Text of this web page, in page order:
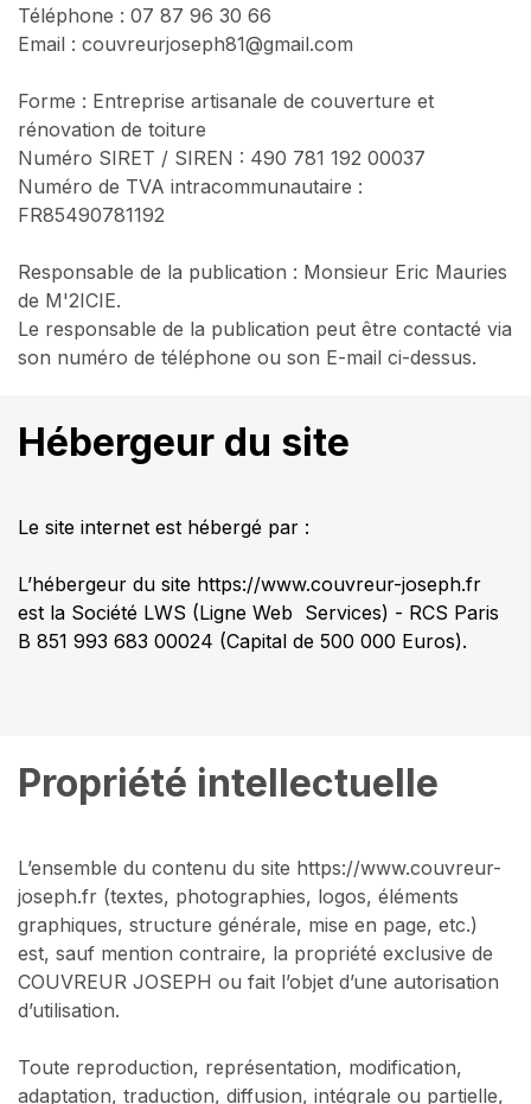
Téléphone : 07 87 96 30 66
Email : couvreurjoseph81@gmail.com
Forme : Entreprise artisanale de couverture et
rénovation de toiture
Numéro SIRET / SIREN : 490 781 192 00037
Numéro de TVA intracommunautaire :
FR85490781192
Responsable de la publication : Monsieur Eric Mauries
de M'2ICIE.
Le responsable de la publication peut être contacté via
son numéro de téléphone ou son E-mail ci-dessus.
Hébergeur du site
Le site internet est hébergé par :
L’hébergeur du site https://www.couvreur-joseph.fr
est la Société LWS (Ligne Web Services) - RCS Paris
B 851 993 683 00024 (Capital de 500 000 Euros).
Propriété intellectuelle
L’ensemble du contenu du site https://www.couvreur-
joseph.fr (textes, photographies, logos, éléments
graphiques, structure générale, mise en page, etc.)
est, sauf mention contraire, la propriété exclusive de
COUVREUR JOSEPH ou fait l’objet d’une autorisation
d’utilisation.
Toute reproduction, représentation, modification,
adaptation, traduction, diffusion, intégrale ou partielle,